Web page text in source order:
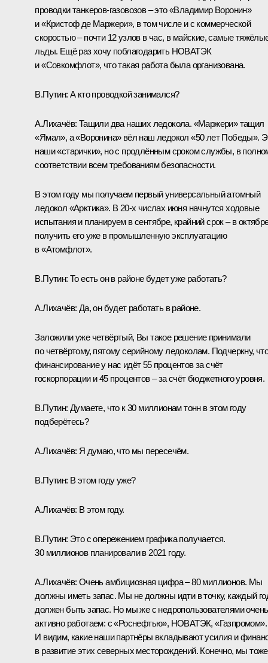
проводки танкеров-газовозов – это «Владимир Воронин»
и «Кристоф де Маржери», в том числе и с коммерческой
скоростью – почти 12 узлов в час, в майские, самые
льды. Ещё раз хочу поблагодарить НОВАТЭК
и «Совкомфлот», что такая работа была организована.
В.Путин: А кто проводкой занимался?
А.Лихачёв: Тащили два наших ледокола. «Маржери» тащил
«Ямал», а «Воронина» вёл наш ледокол «50 лет Победы».
наши «старички», но с продлённым сроком службы, в
соответствии всем требованиям безопасности.
В этом году мы получаем первый универсальный атомный
ледокол «Арктика». В 20-х числах июня начнутся ходовые
испытания и планируем в сентябре, крайний срок – в
получить его уже в промышленную эксплуатацию
в «Атомфлот».
В.Путин: То есть он в районе будет уже работать?
А.Лихачёв: Да, он будет работать в районе.
Заложили уже четвёртый, Вы такое решение принимали
по четвёртому, пятому серийному ледоколам. Подчеркну,
финансирование у нас идёт 55 процентов за счёт
госкорпорации и 45 процентов – за счёт бюджетного уровня.
В.Путин: Думаете, что к 30 миллионам тонн в этом году
подберётесь?
А.Лихачёв: Я думаю, что мы пересечём.
В.Путин: В этом году уже?
А.Лихачёв: В этом году.
В.Путин: Это с опережением графика получается.
30 миллионов планировали в 2021 году.
А.Лихачёв: Очень амбициозная цифра – 80 миллионов. Мы
должны иметь запас. Мы не должны идти в точку, каждый
должен быть запас. Но мы же с недропользователями очень
активно работаем: с «Роснефтью», НОВАТЭК, «Газпромом».
И видим, какие наши партнёры вкладывают усилия и
в развитие этих северных месторождений. Конечно, мы тоже